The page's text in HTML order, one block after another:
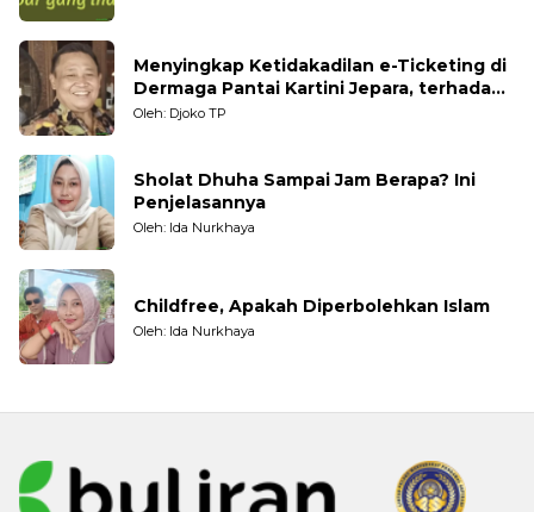
Menyingkap Ketidakadilan e-Ticketing di
Dermaga Pantai Kartini Jepara, terhadap
Nelayan Tradisional
Oleh: Djoko TP
Sholat Dhuha Sampai Jam Berapa? Ini
Penjelasannya
Oleh: Ida Nurkhaya
Childfree, Apakah Diperbolehkan Islam
Oleh: Ida Nurkhaya